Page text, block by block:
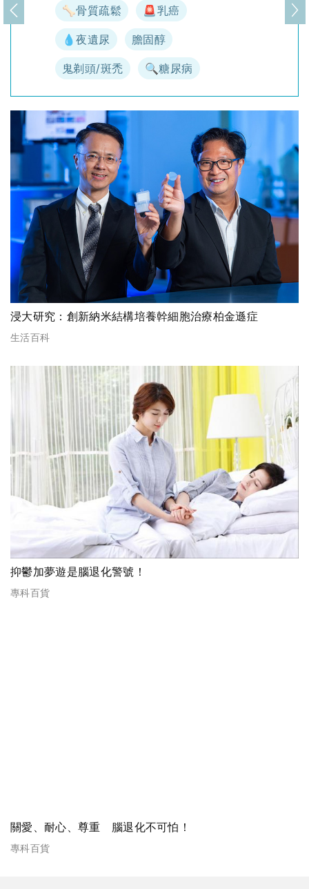
🦴骨質疏鬆 🚨乳癌
💧夜遺尿 膽固醇
鬼剃頭/斑禿 🔍糖尿病
上一頁 下
浸大研究：創新納米結構培養幹細胞治療柏金遜症
生活百科
抑鬱加夢遊是腦退化警號！
專科百貨
關愛、耐心、尊重 腦退化不可怕！
專科百貨